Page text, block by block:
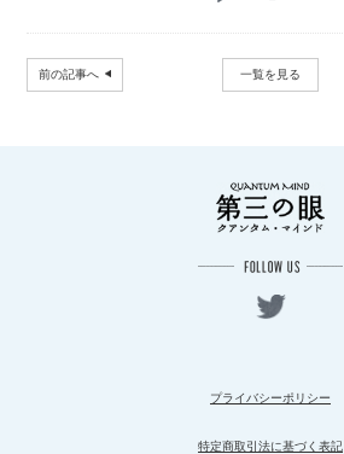
前の記事へ 一覧を見る
プライバシーポリシー
特定商取引法に基づく表記